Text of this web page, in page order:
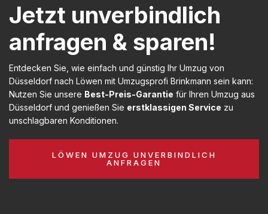
Jetzt unverbindlich
anfragen & sparen!
Entdecken Sie, wie einfach und günstig Ihr Umzug von
Düsseldorf nach Löwen mit Umzugsprofi Brinkmann sein kann:
Nutzen Sie unsere Best-Preis-Garantie für Ihren Umzug aus
Düsseldorf und genießen Sie erstklassigen Service zu
unschlagbaren Konditionen.
LÖWEN UMZUG UNVERBINDLICH
ANFRAGEN